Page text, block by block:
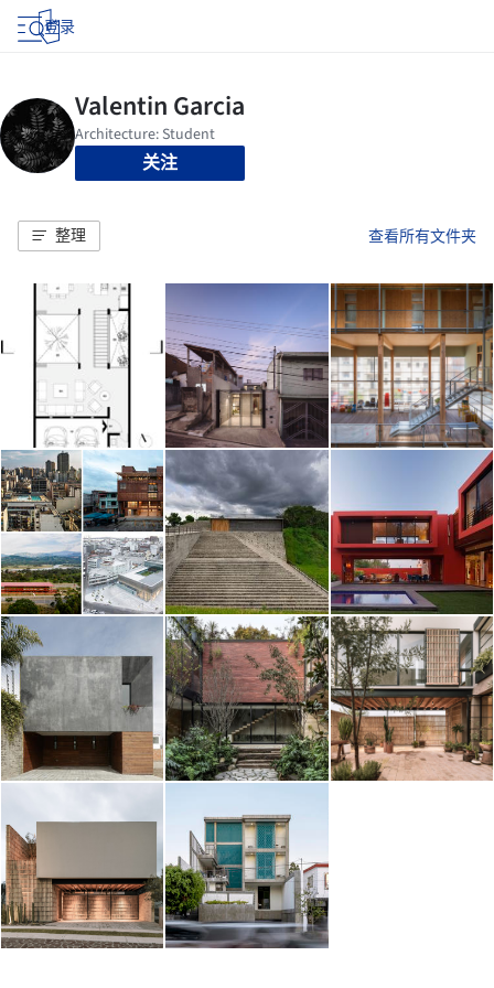
登录
关注
整理 查看所有文件夹